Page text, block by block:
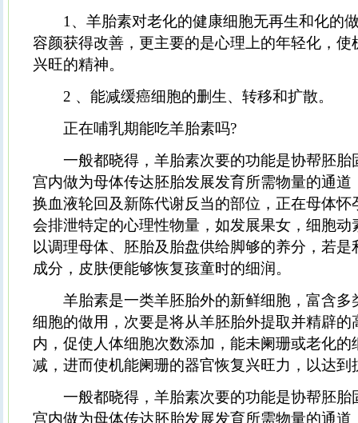
1、羊胎素对老化的健康细胞无再生和化的
容颜获得改善，更主要的是心理上的年轻化，使
兴旺的精神。
2 、能减缓癌细胞的删生、转移和扩散。
正在哺乳期能吃羊胎素吗?
一般都晓得，羊胎素次要的功能是协帮胚胎
宫内做为母体传达胚胎发展发育所需物量的通道
换血液轮回及新陈代谢反当的部位，正在母体怀
会排泄特定的心理性物量，如发展果女，细胞动
以调理母体、胚胎及胎盘供给脚够的养分，若
成分，皮肤便能够恢复孩童时的细润。
羊胎素是一类羊胚胎外的新鲜细胞，富含多
细胞的做用，次要是将从羊胚胎外提取并精辟的
内，促使人体细胞次数添加，能未阑珊或老化的
减，进而使机能阑珊的器官恢复兴旺力，以达到
一般都晓得，羊胎素次要的功能是协帮胚胎
宫内做为母体传达胚胎发展发育所需物量的通道